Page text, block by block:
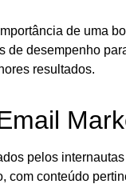
de uma
de desempenho
resultados.
pelos
com conteúdo